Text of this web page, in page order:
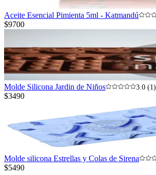
Aceite Esencial Pimienta 5ml - Katmandú
$9700
Molde Silicona Jardin de Niños 3.0 (1)
$3490
Molde silicona Estrellas y Colas de Sirena
$5490